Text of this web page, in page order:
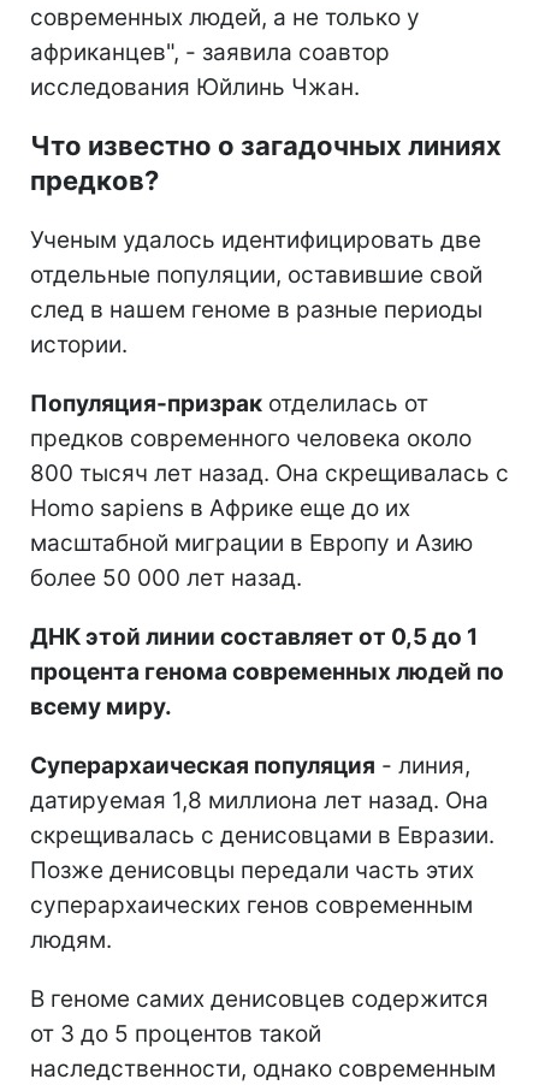
современных людей, а не только у
африканцев", - заявила соавтор
исследования Юйлинь Чжан.
Что известно о загадочных линиях
предков?
Ученым удалось идентифицировать две
отдельные популяции, оставившие свой
след в нашем геноме в разные периоды
истории.
Популяция-призрак отделилась от
предков современного человека около
800 тысяч лет назад. Она скрещивалась с
Homo sapiens в Африке еще до их
масштабной миграции в Европу и Азию
более 50 000 лет назад.
ДНК этой линии составляет от 0,5 до 1
процента генома современных людей по
всему миру.
Суперархаическая популяция - линия,
датируемая 1,8 миллиона лет назад. Она
скрещивалась с денисовцами в Евразии.
Позже денисовцы передали часть этих
суперархаических генов современным
людям.
В геноме самих денисовцев содержится
от 3 до 5 процентов такой
наследственности, однако современным